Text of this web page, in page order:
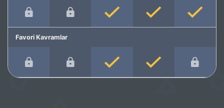
Favori Kavramlar